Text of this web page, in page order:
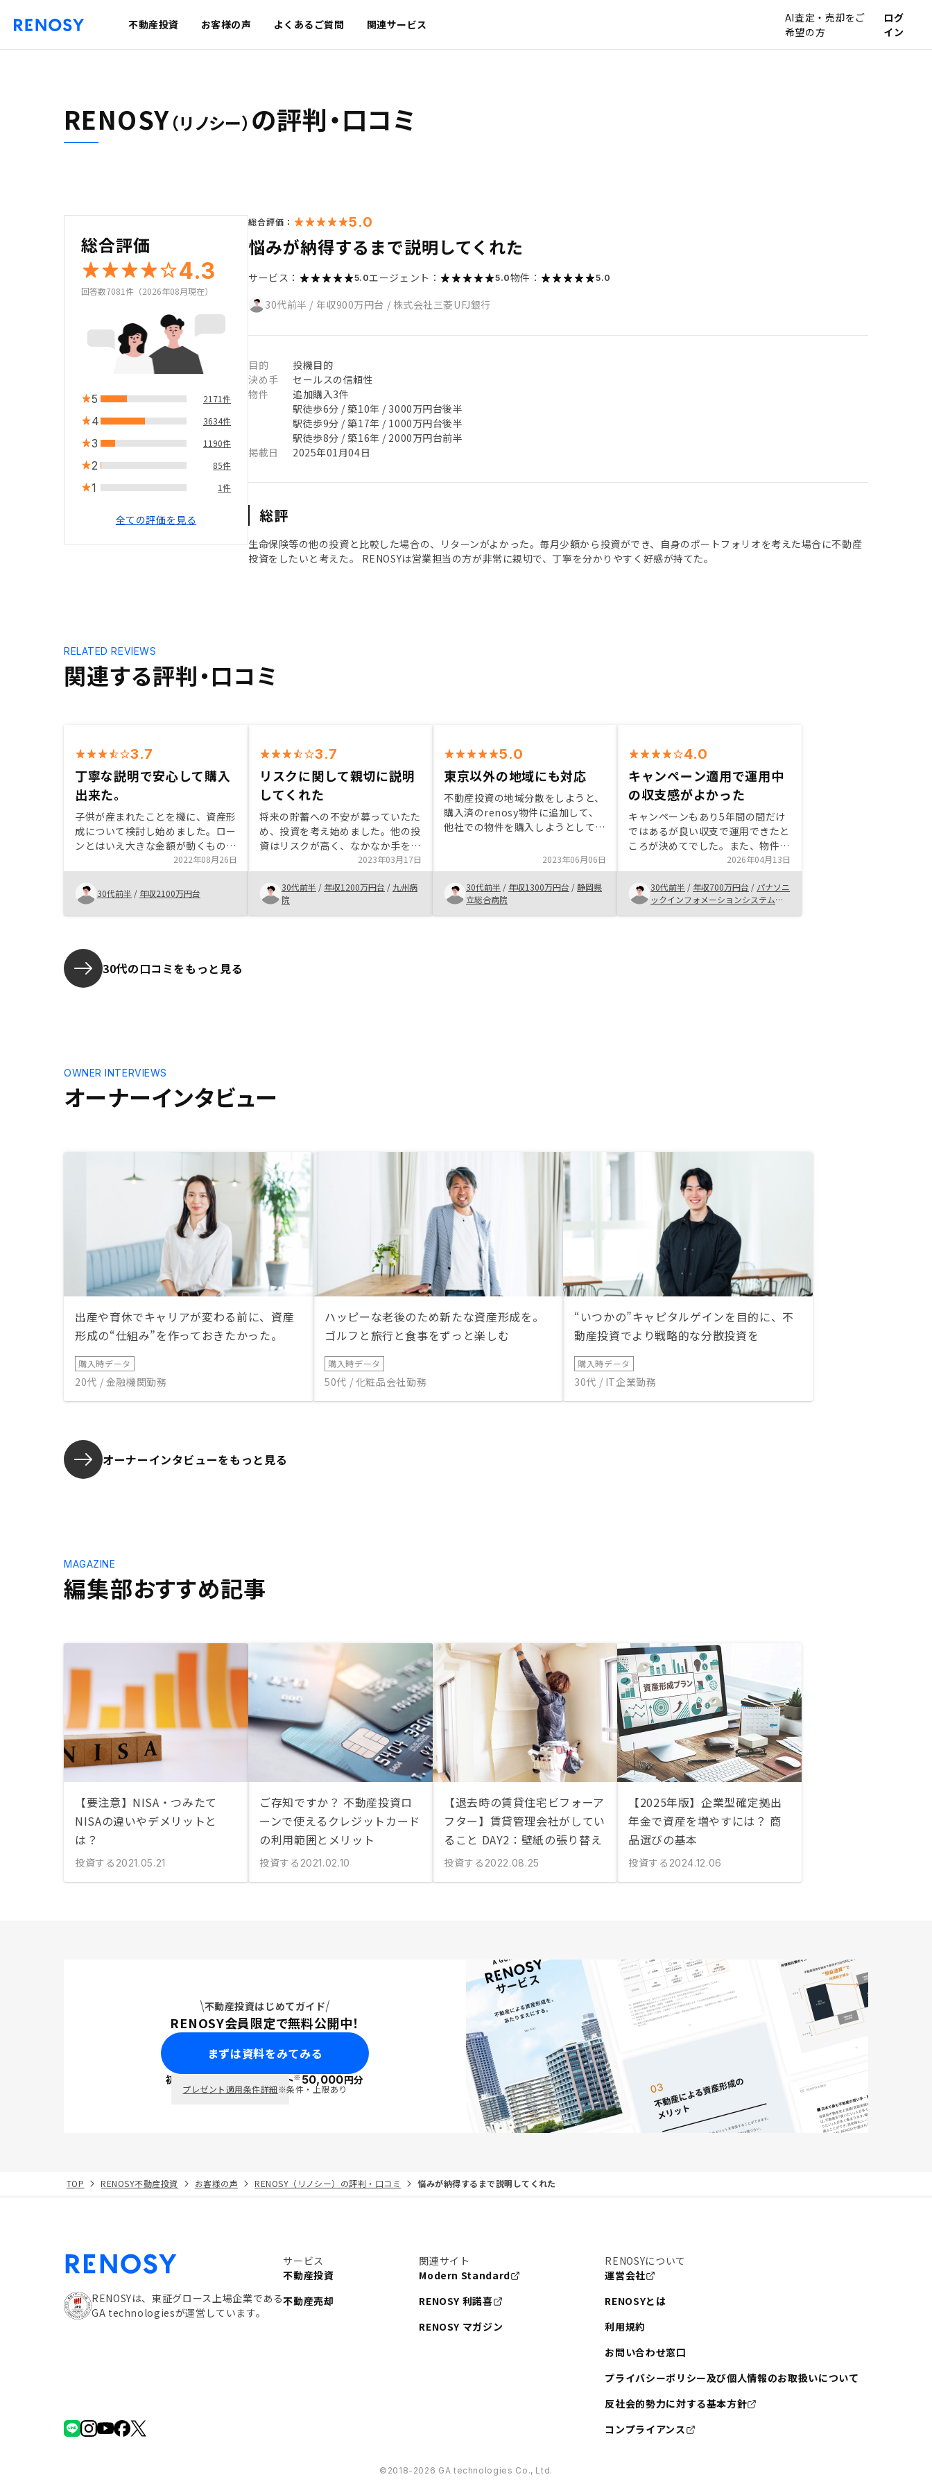
不動産投資 お客様の声 よくあるご質問 関連サービス
AI査定・売却をご
希望の方
ログ
イン
RENOSY（リノシー） の評判・口コミ
総合評価
4.3
回答数7081件（2026年08月現在）
5 2171件
4 3634件
3 1190件
2 85件
1 1件
全ての評価を見る
総合評価： 5.0
悩みが納得するまで説明してくれた
サービス： 5.0エージェント： 5.0物件： 5.0
30代前半 / 年収900万円台 / 株式会社三菱UFJ銀行
目的
投機目的
決め手
セールスの信頼性
物件
追加購入3件
駅徒歩6分 / 築10年 / 3000万円台後半
駅徒歩9分 / 築17年 / 1000万円台後半
駅徒歩8分 / 築16年 / 2000万円台前半
掲載日
2025年01月04日
総評
生命保険等の他の投資と比較した場合の、リターンがよかった。毎月少額から投資ができ、自身のポートフォリオを考えた場合に不動産
投資をしたいと考えた。 RENOSYは営業担当の方が非常に親切で、丁寧を分かりやすく好感が持てた。
関連する評判・口コミ
RELATED REVIEWS
3.7
丁寧な説明で安心して購入
出来た。
子供が産まれたことを機に、資産形
成について検討し始めました。ロー
ンとはいえ大きな金額が動くものな
ので不安もありましたが、年金効果
や保険効果など、複数の用途がある
ことや賃貸需要の強いエリアに絞っ
ていることなどわかりやすく説明い
ただき、決めることが出来ました。
2022年08月26日
30代前半 / 年収2100万円台
3.7
リスクに関して親切に説明
してくれた
将来の貯蓄への不安が募っていたた
め、投資を考え始めました。他の投
資はリスクが高く、なかなか手を出
さないでいたところ、不動産投資は
確かにリスクはあるものの、そのリ
スクに関して親切に説明してくださ
ったので、契約を決めました。契約
する上でリスクのことは気になると
2023年03月17日
30代前半 / 年収1200万円台 /九州病
院
5.0
東京以外の地域にも対応
不動産投資の地域分散をしようと、
購入済のrenosy物件に追加して、
他社での物件を購入しようとしてい
ットを聞いて、結果的にrenosyで
追加物件を購入することにしまし
た。
2023年06月06日
30代前半 / 年収1300万円台 /静岡県
立総合病院
4.0
キャンペーン適用で運用中
の収支感がよかった
キャンペーンもあり5年間の間だけ
ではあるが良い収支で運用できたと
ころが決めてでした。また、物件自
体の価値の伸びが見込めるものだっ
たので今後に期待したいです。 他
社と比べて契約が電子化されてスム
ーズかつペーパーレスな点もよかっ
たです。
2026年04月13日
30代前半 / 年収700万円台 / パナソニ
ックインフォメーションシステムズ
30代の口コミをもっと見る
オーナーインタビュー
OWNER INTERVIEWS
出産や育休でキャリアが変わる前に、資産
形成の“仕組み”を作っておきたかった。
購入時データ
20代 / 金融機関勤務
ハッピーな老後のため新たな資産形成を。
ゴルフと旅行と食事をずっと楽しむ
購入時データ
50代 / 化粧品会社勤務
“いつかの”キャピタルゲインを目的に、不
動産投資でより戦略的な分散投資を
購入時データ
30代 / IT企業勤務
オーナーインタビューをもっと見る
編集部おすすめ記事
MAGAZINE
【要注意】NISA・つみたて
NISAの違いやデメリットと
は？
投資する 2021.05.21
ご存知ですか？ 不動産投資ロ
ーンで使えるクレジットカード
の利用範囲とメリット
投資する 2021.02.10
【退去時の賃貸住宅ビフォーア
フター】賃貸管理会社がしてい
ること DAY2：壁紙の張り替え
投資する 2022.08.25
【2025年版】企業型確定拠出
年金で資産を増やすには？ 商
品選びの基本
投資する 2024.12.06
不動産投資はじめてガイド
RENOSY会員限定で無料公開中！
まずは資料をみてみる
初回面談で ポイント※50,000円分
プレゼント適用条件詳細※条件・上限あり
TOP RENOSY不動産投資 お客様の声 RENOSY（リノシー）の評判・口コミ 悩みが納得するまで説明してくれた
RENOSYは、東証グロース上場企業である
GA technologiesが運営しています。
サービス
不動産投資
不動産売却
関連サイト
Modern Standard
RENOSY 利諾喜
RENOSY マガジン
RENOSYについて
運営会社
RENOSYとは
利用規約
お問い合わせ窓口
プライバシーポリシー及び個人情報のお取扱いについて
反社会的勢力に対する基本方針
コンプライアンス
©︎2018-2026 GA technologies Co., Ltd.